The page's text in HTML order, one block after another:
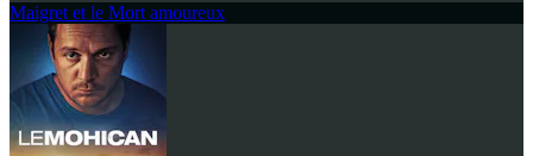
Maigret et le Mort amoureux